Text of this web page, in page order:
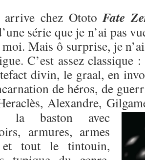
arrive chez OtotoFate
série que je n’ai pas
Mais ô surprise, je
C’est assez classique
divin, le graal, en
de héros, de
Alexandre,
la baston avec
armures, armes
et tout le tintouin,